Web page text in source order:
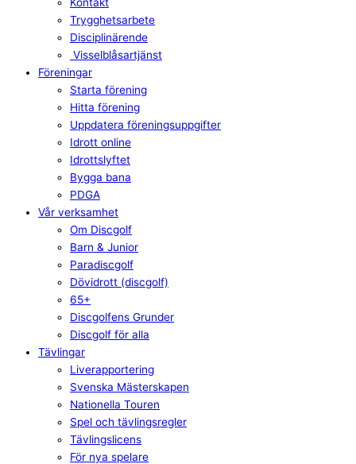
Trygghetsarbete
Disciplinärende
Visselblåsartjänst
Föreningar
Starta förening
Hitta förening
Uppdatera föreningsuppgifter
Idrott online
Idrottslyftet
Bygga bana
PDGA
Vår verksamhet
Om Discgolf
Barn & Junior
Paradiscgolf
Dövidrott (discgolf)
65+
Discgolfens Grunder
Discgolf för alla
Tävlingar
Liverapportering
Svenska Mästerskapen
Nationella Touren
Spel och tävlingsregler
Tävlingslicens
För nya spelare